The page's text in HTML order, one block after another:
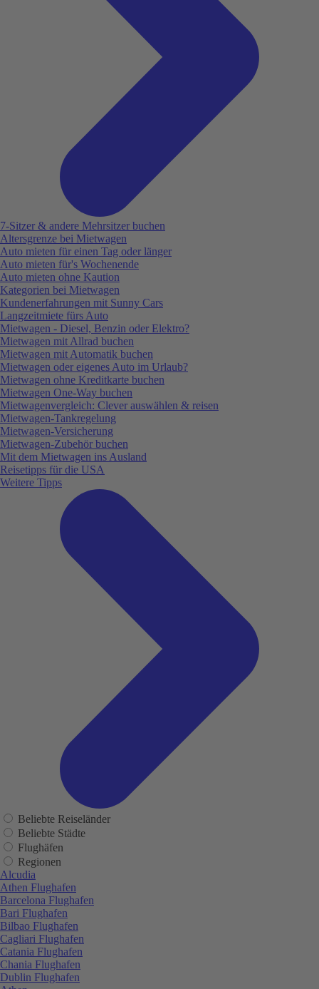
7-Sitzer & andere Mehrsitzer buchen
Altersgrenze bei Mietwagen
Auto mieten für einen Tag oder länger
Auto mieten für's Wochenende
Auto mieten ohne Kaution
Kategorien bei Mietwagen
Kundenerfahrungen mit Sunny Cars
Langzeitmiete fürs Auto
Mietwagen - Diesel, Benzin oder Elektro?
Mietwagen mit Allrad buchen
Mietwagen mit Automatik buchen
Mietwagen oder eigenes Auto im Urlaub?
Mietwagen ohne Kreditkarte buchen
Mietwagen One-Way buchen
Mietwagenvergleich: Clever auswählen & reisen
Mietwagen-Tankregelung
Mietwagen-Versicherung
Mietwagen-Zubehör buchen
Mit dem Mietwagen ins Ausland
Reisetipps für die USA
Weitere Tipps
Beliebte Reiseländer
Beliebte Städte
Flughäfen
Regionen
Alcudia
Athen Flughafen
Barcelona Flughafen
Bari Flughafen
Bilbao Flughafen
Cagliari Flughafen
Catania Flughafen
Chania Flughafen
Dublin Flughafen